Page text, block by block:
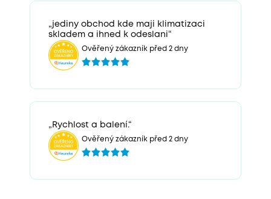
„jediny obchod kde maji klimatizaci
skladem a ihned k odeslani“
Ověřený zákazník před 2 dny
„Rychlost a balení.“
Ověřený zákazník před 2 dny